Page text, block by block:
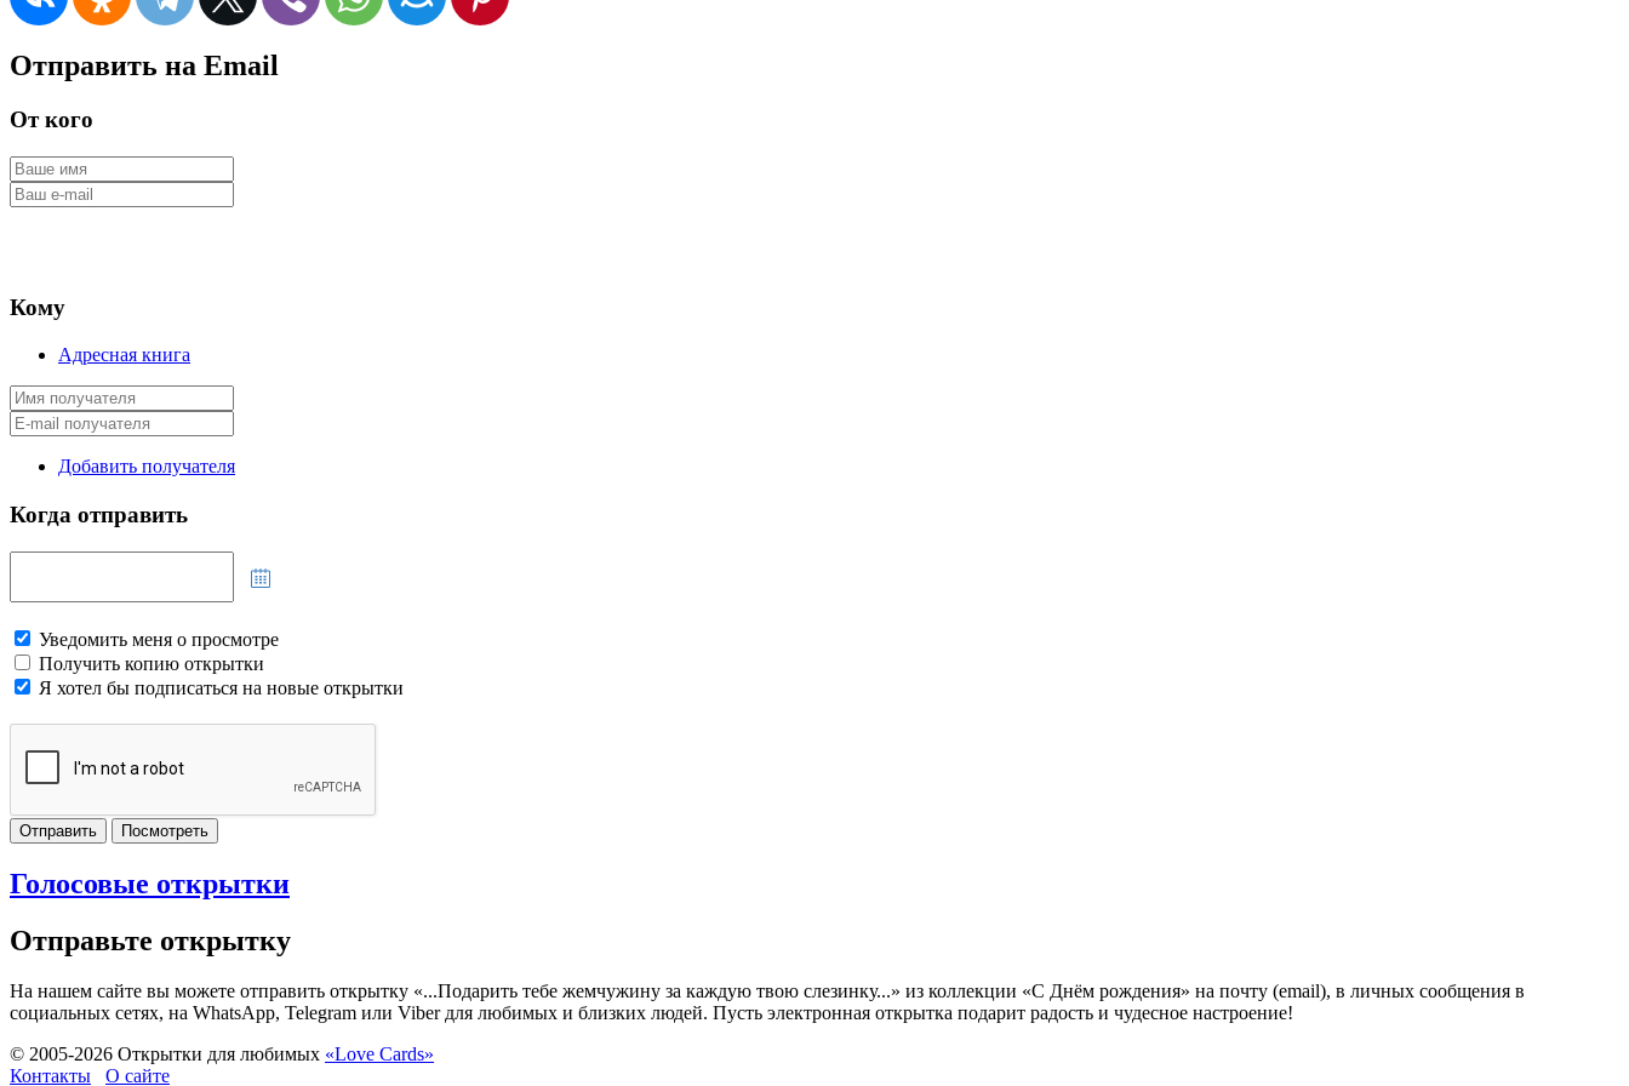
Отправить на Email
От кого
Кому
Адресная книга
Добавить получателя
Когда отправить
Уведомить меня о просмотре
Получить копию открытки
Я хотел бы подписаться на новые открытки
Отправить Посмотреть
Голосовые открытки
Отправьте открытку
На нашем сайте вы можете отправить открытку «...Подарить тебе жемчужину за каждую твою слезинку...» из коллекции «С Днём рождения» на почту (email), в личных сообщения в
социальных сетях, на WhatsApp, Telegram или Viber для любимых и близких людей. Пусть электронная открытка подарит радость и чудесное настроение!
© 2005-2026 Открытки для любимых «Love Cards»
Контакты
О сайте